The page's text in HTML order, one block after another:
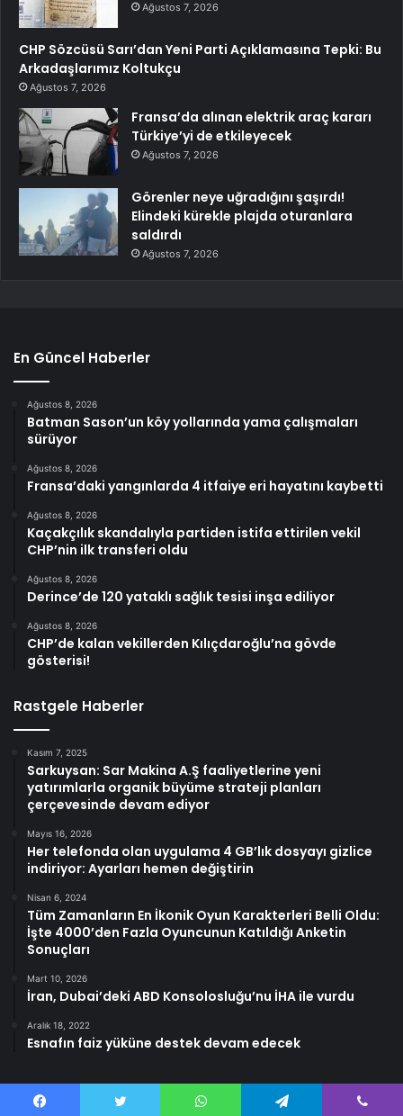
Ağustos 7, 2026
CHP Sözcüsü Sarı’dan Yeni Parti Açıklamasına Tepki: Bu
Arkadaşlarımız Koltukçu
Ağustos 7, 2026
Fransa’da alınan elektrik araç kararı
Türkiye’yi de etkileyecek
Ağustos 7, 2026
Görenler neye uğradığını şaşırdı!
Elindeki kürekle plajda oturanlara
saldırdı
Ağustos 7, 2026
En Güncel Haberler
Ağustos 8, 2026
Batman Sason’un köy yollarında yama çalışmaları
sürüyor
Ağustos 8, 2026
Fransa’daki yangınlarda 4 itfaiye eri hayatını kaybetti
Ağustos 8, 2026
Kaçakçılık skandalıyla partiden istifa ettirilen vekil
CHP’nin ilk transferi oldu
Ağustos 8, 2026
Derince’de 120 yataklı sağlık tesisi inşa ediliyor
Ağustos 8, 2026
CHP’de kalan vekillerden Kılıçdaroğlu’na gövde
gösterisi!
Rastgele Haberler
Kasım 7, 2025
Sarkuysan: Sar Makina A.Ş faaliyetlerine yeni
yatırımlarla organik büyüme strateji planları
çerçevesinde devam ediyor
Mayıs 16, 2026
Her telefonda olan uygulama 4 GB’lık dosyayı gizlice
indiriyor: Ayarları hemen değiştirin
Nisan 6, 2024
Tüm Zamanların En İkonik Oyun Karakterleri Belli Oldu:
İşte 4000’den Fazla Oyuncunun Katıldığı Anketin
Sonuçları
Mart 10, 2026
İran, Dubai’deki ABD Konsolosluğu’nu İHA ile vurdu
Aralık 18, 2022
Esnafın faiz yüküne destek devam edecek